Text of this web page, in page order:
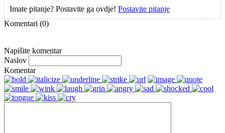
Imate pitanje? Postavite ga ovdje! Postavite pitanje
Komentari (0)
Napišite komentar
Naslov
Komentar